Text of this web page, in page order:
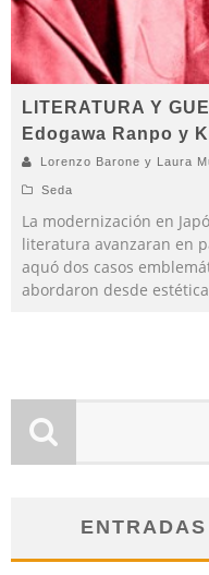
LITERATURA Y
Edogawa Ranpo y
Lorenzo Barone y Laura
Seda
La modernización en
literatura avanzaran en
aquó dos casos
abordaron desde